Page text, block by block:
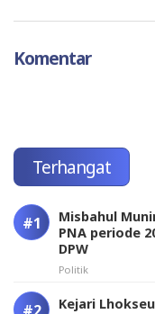
Komentar
Terhangat
Misbahul
PNA periode
DPW
Politik
Kejari